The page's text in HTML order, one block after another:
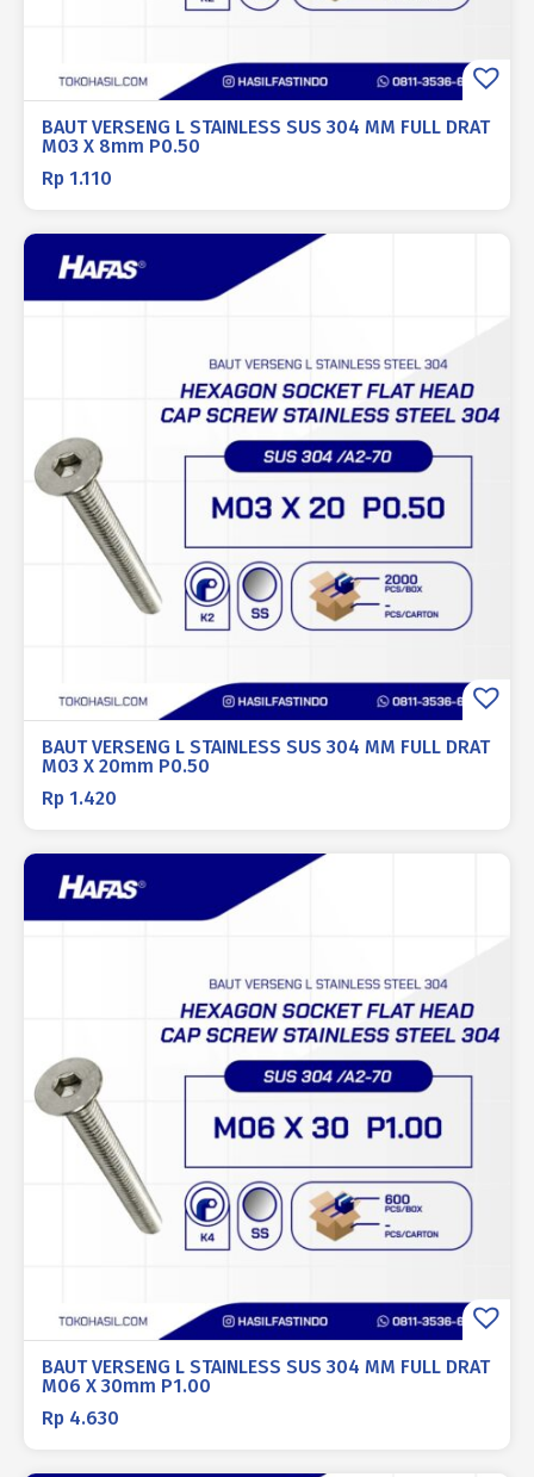
BAUT VERSENG L STAINLESS SUS 304 MM FULL DRAT
M03 X 8mm P0.50
Rp 1.110
BAUT VERSENG L STAINLESS SUS 304 MM FULL DRAT
M03 X 20mm P0.50
Rp 1.420
BAUT VERSENG L STAINLESS SUS 304 MM FULL DRAT
M06 X 30mm P1.00
Rp 4.630